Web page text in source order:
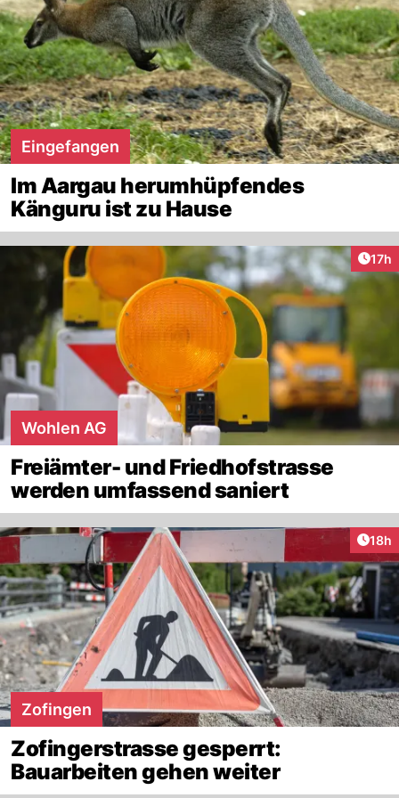
Eingefangen
Im Aargau herumhüpfendes
Känguru ist zu Hause
17h
Wohlen AG
Freiämter- und Friedhofstrasse
werden umfassend saniert
18h
Zofingen
Zofingerstrasse gesperrt:
Bauarbeiten gehen weiter